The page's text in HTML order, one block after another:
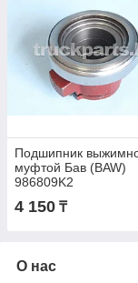
Подшипник
муфтой Бав (BAW)
986809K2
4 150 ₸
О нас